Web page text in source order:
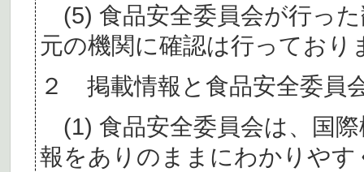
(5) 食品安全委員会が行っ
元の機関に確認は行っており
２ 掲載情報と食品安全委員
(1) 食品安全委員会は、国
報をありのままにわかりや